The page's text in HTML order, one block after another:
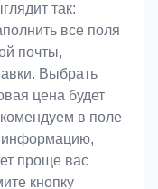
так:
все поля
почты,
Выбрать
цена будет
в поле
информацию,
проще вас
кнопку